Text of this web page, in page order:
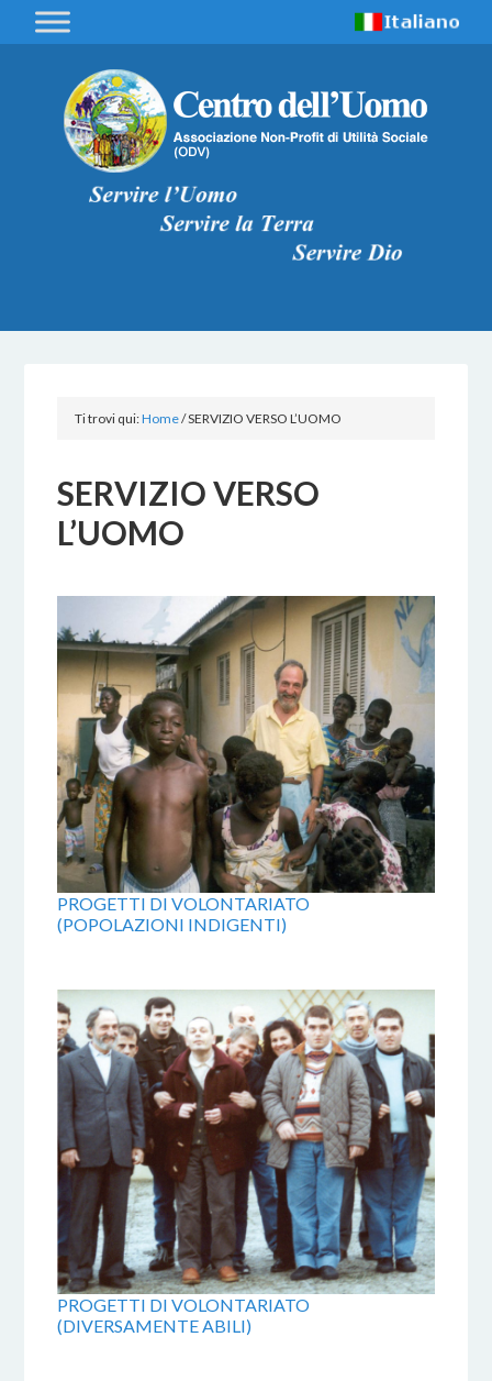
Ti trovi qui:Home/SERVIZIO VERSO L’UOMO
SERVIZIO VERSO
L’UOMO
PROGETTI DI VOLONTARIATO
(POPOLAZIONI INDIGENTI)
PROGETTI DI VOLONTARIATO
(DIVERSAMENTE ABILI)